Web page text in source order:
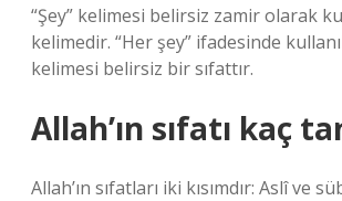
“Şey” kelimesi belirsiz zamir olarak
kelimedir. “Her şey” ifadesinde
kelimesi belirsiz bir sıfattır.
Allah’ın sıfatı kaç
Allah’ın sıfatları iki kısımdır: Aslî ve